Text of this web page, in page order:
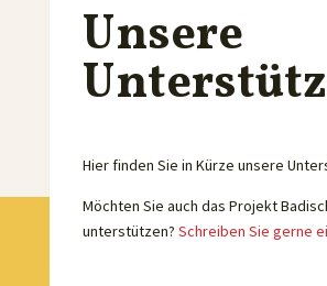
Unsere
Hier finden Sie in Kürze unsere
Möchten Sie auch das Projekt
unterstützen? Schreiben Sie gerne